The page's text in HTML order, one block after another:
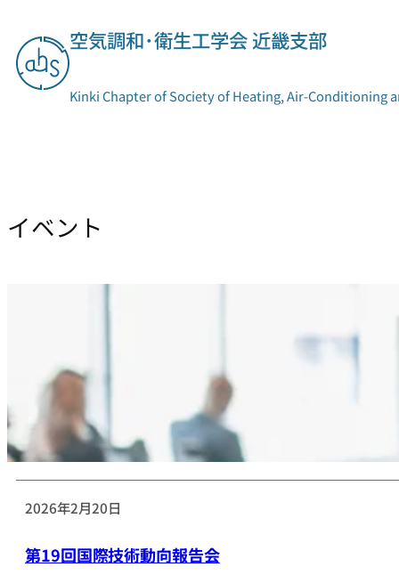
空気調和･衛生工学会 近畿支部
Kinki Chapter of Society of Heating, Air-Conditioning
イベント
2026年2月20日
第19回国際技術動向報告会